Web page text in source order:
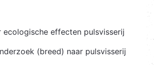
ecologische effecten pulsvisserij
(breed) naar pulsvisserij